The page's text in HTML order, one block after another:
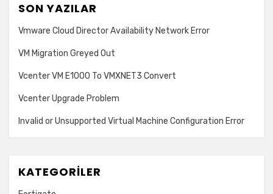
SON YAZILAR
Vmware Cloud Director Availability Network Error
VM Migration Greyed Out
Vcenter VM E1000 To VMXNET3 Convert
Vcenter Upgrade Problem
Invalid or Unsupported Virtual Machine Configuration Error
KATEGORILER